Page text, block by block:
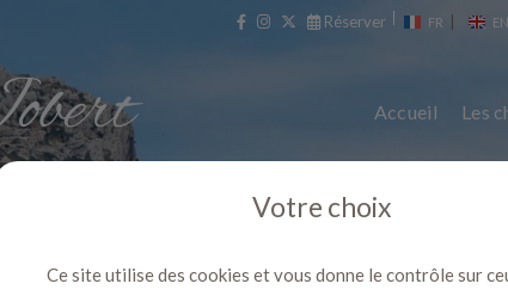
Réserver FR EN
Accueil Les
Votre choix
Ce site utilise des cookies et vous donne le contrôle sur